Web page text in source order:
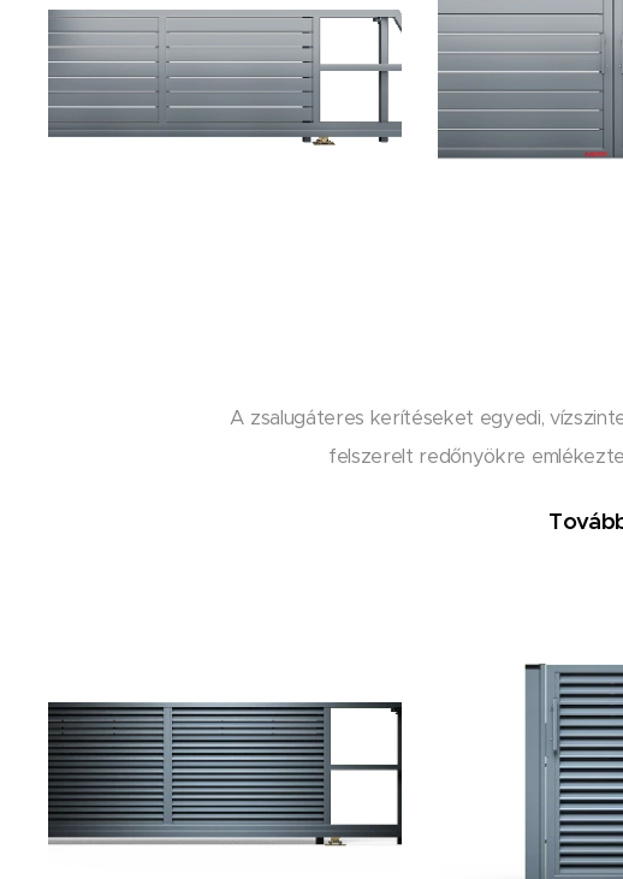
A zsalugáteres kerítéseket egyedi,
felszerelt redőnyökre